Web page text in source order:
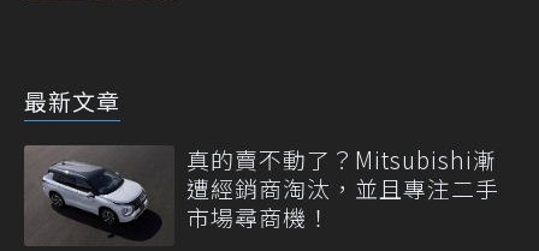
最新文章
真的賣不動了？Mitsubishi漸
遭經銷商淘汰，並且專注二手
市場尋商機！